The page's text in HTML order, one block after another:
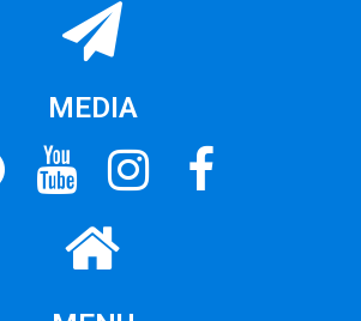
MEDIA